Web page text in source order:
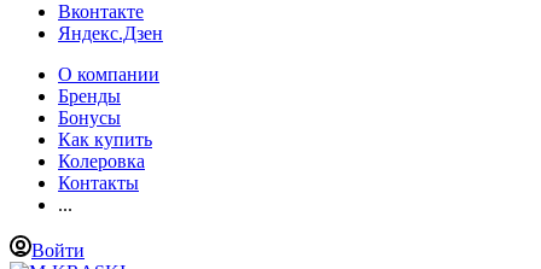
Вконтакте
Яндекс.Дзен
О компании
Бренды
Бонусы
Как купить
Колеровка
Контакты
...
Войти